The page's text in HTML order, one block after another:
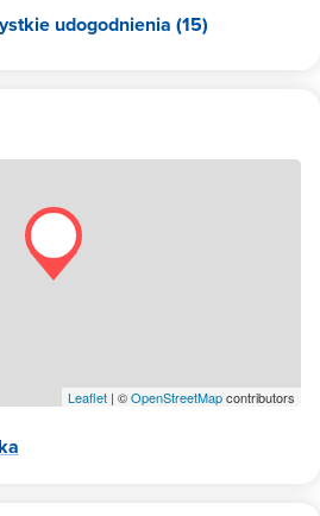
udogodnienia (15)
Leaflet | ©OpenStreetMapcontributors